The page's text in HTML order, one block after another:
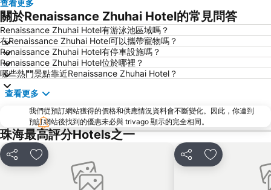
香洲區
珠海拱北汽車客運站
澳門舊城區
水舞間
大三巴牌坊
澳門漁人碼頭
香港屯門
情侣路
珠海灣仔碼頭
新馬路
Gongkoubeian
黃金泳灘
澳門格蘭披治大賽車
澳門旅遊塔
Shenzhen Bao''an International Airport
斗門區
珠海金灣機場
查看更多
關於Renaissance Zhuhai Hotel的常見問答
Renaissance Zhuhai Hotel有游泳池區域嗎？
在Renaissance Zhuhai Hotel可以攜帶寵物嗎？
Renaissance Zhuhai Hotel有停車設施嗎？
Renaissance Zhuhai Hotel位於哪裡？
哪些熱門景點靠近Renaissance Zhuhai Hotel？
查看更多
我們從預訂網站獲得的價格和供應情況資料會不斷變化。因此，你連到
預訂網站後找到的優惠未必與 trivago 顯示的完全相同。
珠海最高評分Hotels之一
分享 放到收藏夾 分享 放到收藏夾